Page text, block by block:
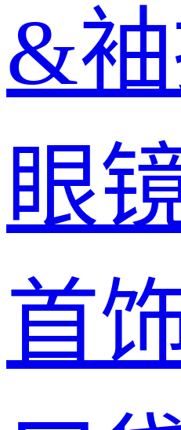
&
眼
首